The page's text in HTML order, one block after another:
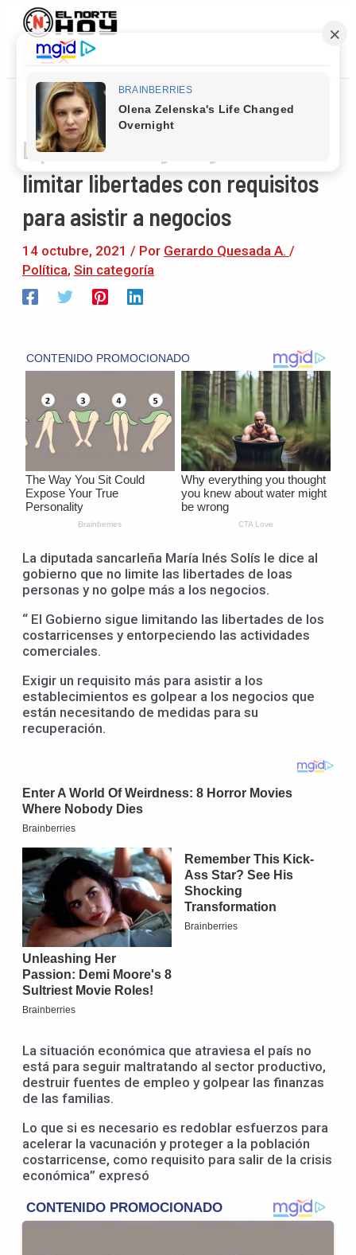
contenido
Main
Menu
Diputada le exige al gobierno no
limitar libertades con requisitos
para asistir a negocios
14 octubre, 2021 / Por Gerardo Quesada A. /
Política, Sin categoría
La diputada sancarleña María Inés Solís le dice al
gobierno que no limite las libertades de loas
personas y no golpe más a los negocios.
“ El Gobierno sigue limitando las libertades de los
costarricenses y entorpeciendo las actividades
comerciales.
Exigir un requisito más para asistir a los
establecimientos es golpear a los negocios que
están necesitando de medidas para su
recuperación.
La situación económica que atraviesa el país no
está para seguir maltratando al sector productivo,
destruir fuentes de empleo y golpear las finanzas
de las familias.
Lo que si es necesario es redoblar esfuerzos para
acelerar la vacunación y proteger a la población
costarricense, como requisito para salir de la crisis
económica” expresó
Navegación
entradas